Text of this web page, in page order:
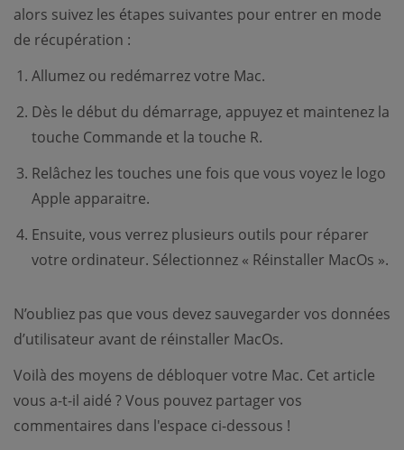
alors suivez les étapes suivantes pour entrer en mode
de récupération :
Allumez ou redémarrez votre Mac.
Dès le début du démarrage, appuyez et maintenez la
touche Commande et la touche R.
Relâchez les touches une fois que vous voyez le logo
Apple apparaitre.
Ensuite, vous verrez plusieurs outils pour réparer
votre ordinateur. Sélectionnez « Réinstaller MacOs ».
N’oubliez pas que vous devez sauvegarder vos données
d’utilisateur avant de réinstaller MacOs.
Voilà des moyens de débloquer votre Mac. Cet article
vous a-t-il aidé ? Vous pouvez partager vos
commentaires dans l'espace ci-dessous !